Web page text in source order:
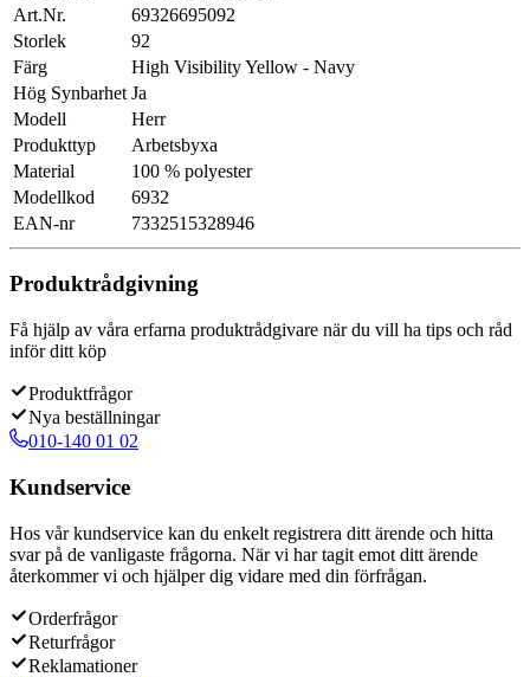
Art.Nr.
69326695092
Storlek
92
Färg
High Visibility Yellow - Navy
Hög Synbarhet Ja
Modell
Herr
Produkttyp
Arbetsbyxa
Material
100 % polyester
Modellkod
6932
EAN-nr
7332515328946
Produktrådgivning
Få hjälp av våra erfarna produktrådgivare när du vill ha tips och råd
inför ditt köp
Produktfrågor
Nya beställningar
010-140 01 02
Kundservice
Hos vår kundservice kan du enkelt registrera ditt ärende och hitta
svar på de vanligaste frågorna. När vi har tagit emot ditt ärende
återkommer vi och hjälper dig vidare med din förfrågan.
Orderfrågor
Returfrågor
Reklamationer